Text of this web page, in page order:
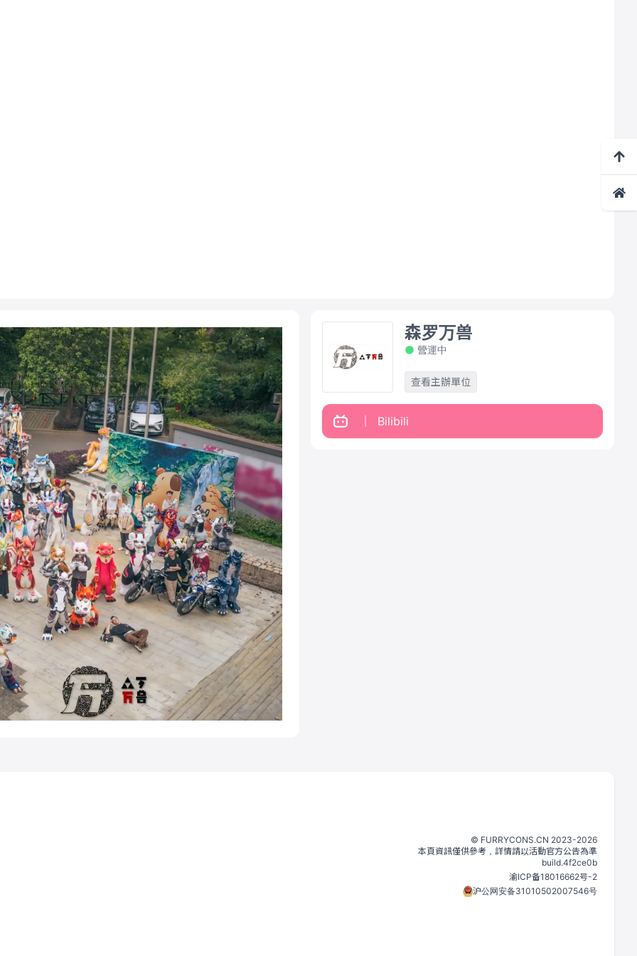
森罗万兽
營運中
查看主辦單位
Bilibili
©️ FURRYCONS.CN 2023-2026
本頁資訊僅供參考，詳情請以活動官方公告為準
build.4f2ce0b
渝ICP备18016662号-2
沪公网安备31010502007546号